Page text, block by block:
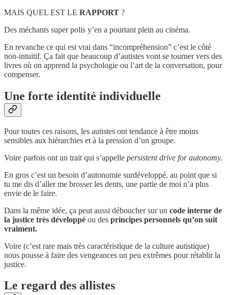
MAIS QUEL EST LE RAPPORT ?
Des méchants super polis y’en a pourtant plein au cinéma.
En revanche ce qui est vrai dans “incompréhension” c’est le côté
non-intuitif. Ça fait que beaucoup d’autistes vont se tourner vers des
livres où on apprend la psychologie ou l’art de la conversation, pour
compenser.
Une forte identité individuelle
Pour toutes ces raisons, les autistes ont tendance à être moins
sensibles aux hiérarchies et à la pression d’un groupe.
Voire parfois ont un trait qui s’appelle persistent drive for autonomy.
En gros c’est un besoin d’autonomie surdéveloppé, au point que si
tu me dis d’aller me brosser les dents, une partie de moi n’a plus
envie de le faire.
Dans la même idée, ça peut aussi déboucher sur un code interne de
la justice très développé ou des principes personnels qu’on suit
vraiment.
Voire (c’est rare mais très caractéristique de la culture autistique)
nous pousse à faire des vengeances un peu extrêmes pour rétablir la
justice.
Le regard des allistes